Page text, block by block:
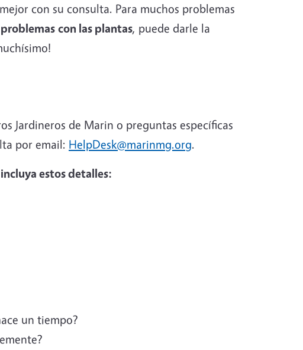
con su consulta. Para muchos problemas
con las plantas, puede darle la
Jardineros de Marin o preguntas específicas
por email: HelpDesk@marinmg.org.
estos detalles:
un tiempo?